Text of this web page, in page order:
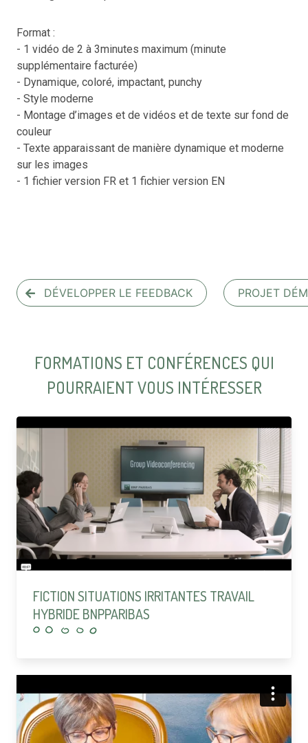
Format :
- 1 vidéo de 2 à 3minutes maximum (minute
supplémentaire facturée)
- Dynamique, coloré, impactant, punchy
- Style moderne
- Montage d’images et de vidéos et de texte sur fond de
couleur
- Texte apparaissant de manière dynamique et moderne
sur les images
- 1 fichier version FR et 1 fichier version EN
DÉVELOPPER LE FEEDBACK PROJET
FORMATIONS ET CONFÉRENCES QUI
POURRAIENT VOUS INTÉRESSER
FICTION SITUATIONS IRRITANTES TRAVAIL
HYBRIDE BNPPARIBAS